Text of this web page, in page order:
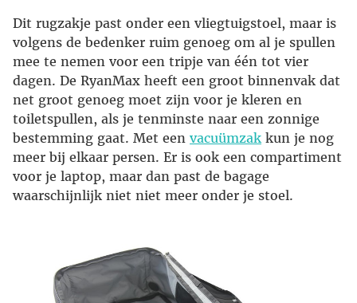
Dit rugzakje past onder een vliegtuigstoel, maar is
volgens de bedenker ruim genoeg om al je spullen
mee te nemen voor een tripje van één tot vier
dagen. De RyanMax heeft een groot binnenvak dat
net groot genoeg moet zijn voor je kleren en
toiletspullen, als je tenminste naar een zonnige
bestemming gaat. Met een vacuümzak kun je nog
meer bij elkaar persen. Er is ook een compartiment
voor je laptop, maar dan past de bagage
waarschijnlijk niet niet meer onder je stoel.